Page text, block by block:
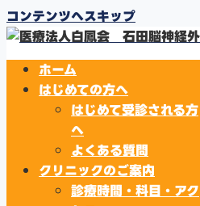
コンテンツへスキップ
ホーム
はじめての方へ
はじめて受診される方
へ
よくある質問
クリニックのご案内
診療時間・科目・アク